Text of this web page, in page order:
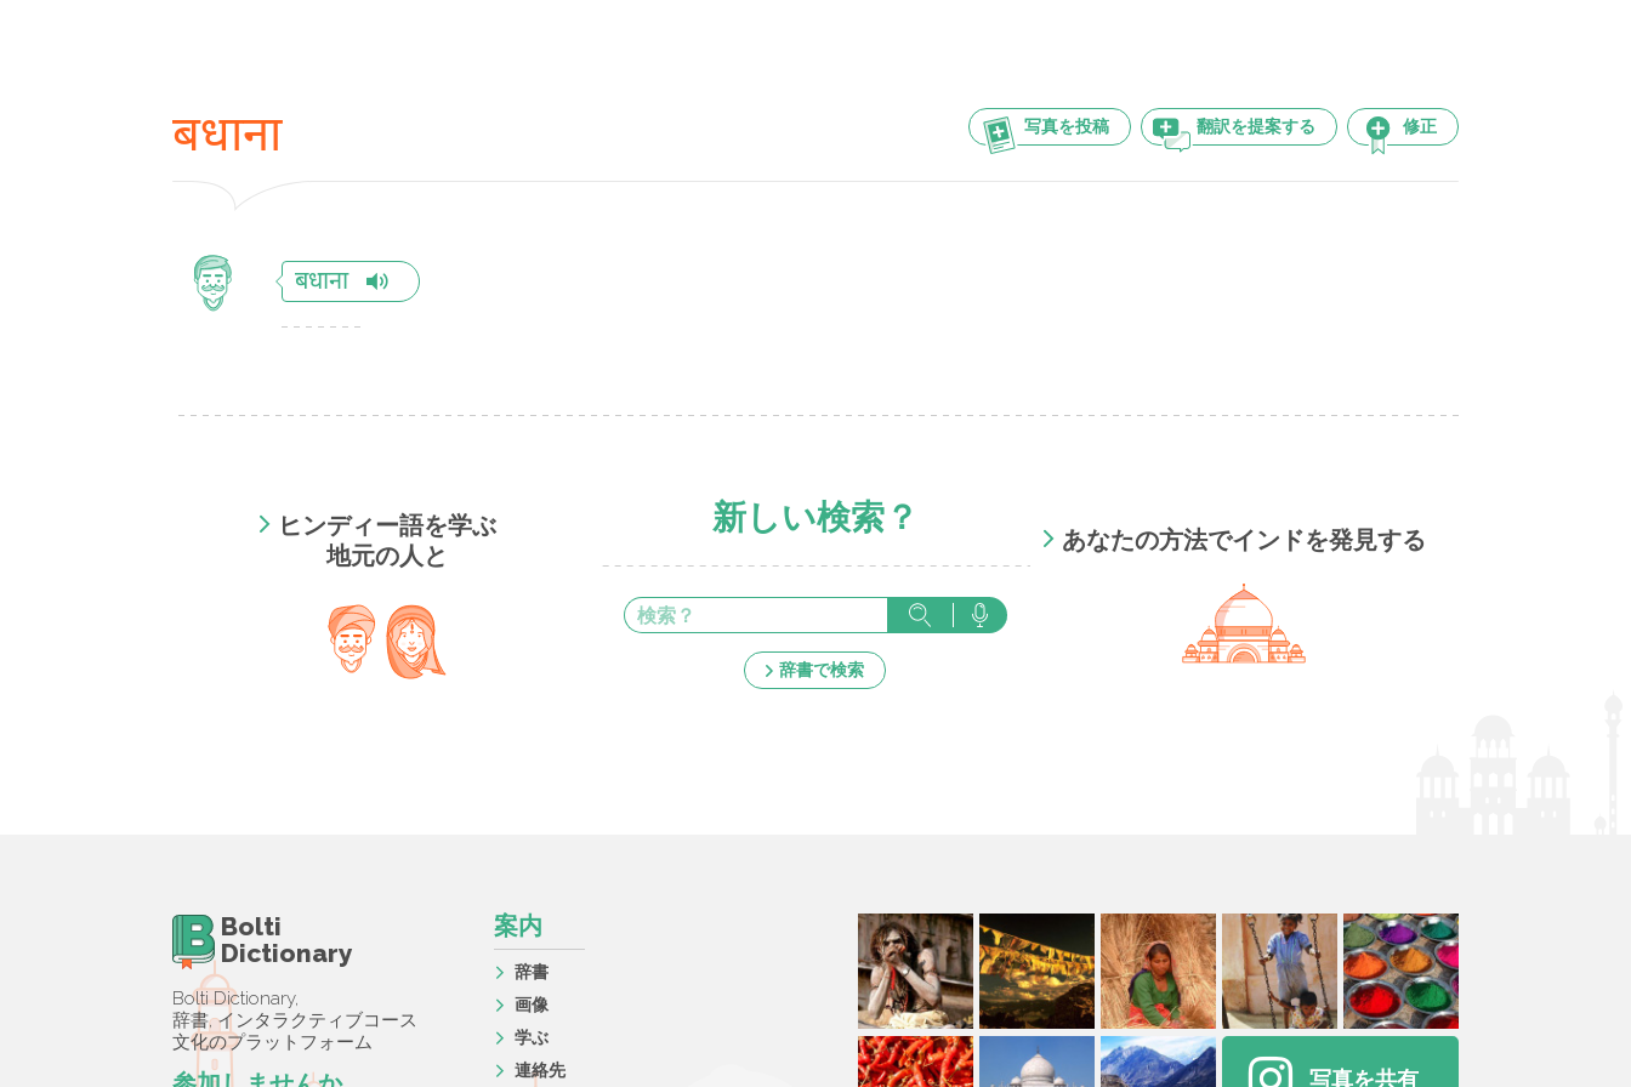
写真を投稿 翻訳を提案する 修正
बधाना
बधाना
ヒンディー語を学ぶ
地元の人と
新しい検索？
辞書で検索
あなたの方法でインドを発見する
Bolti
Dictionary
Bolti Dictionary,
辞書, インタラクティブコース
文化のプラットフォーム
案内
辞書
画像
学ぶ
連絡先
写真を共有